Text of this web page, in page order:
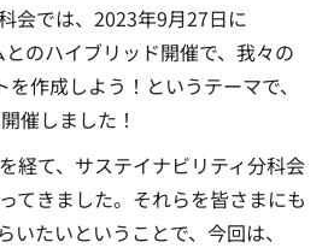
会では、2023年9月27日に
のハイブリッド開催で、 我々の
作成しよう！ というテーマで、
催しました！
経て、サステイナビリティ分科会
てきました。それらを皆さまにも
いたいということで、今回は、